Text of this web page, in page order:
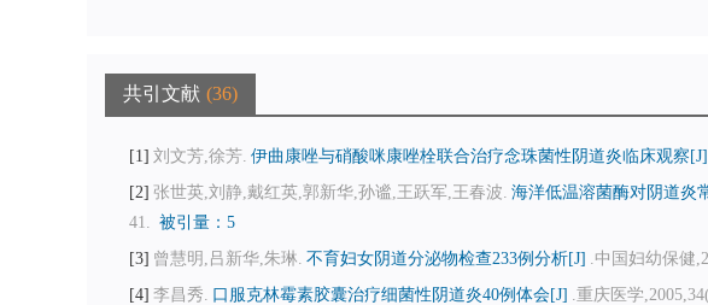
共引文献 36
1 刘文芳,徐芳. 伊曲康唑与硝酸咪康唑栓联合治疗念珠菌性阴道炎临床观察[J]
2 张世英,刘静,戴红英,郭新华,孙谧,王跃军,王春波. 海洋低温溶菌酶对阴道炎
41. 被引量：5
3 曾慧明,吕新华,朱琳. 不育妇女阴道分泌物检查233例分析[J] .中国妇幼保健
4 李昌秀. 口服克林霉素胶囊治疗细菌性阴道炎40例体会[J] .重庆医学